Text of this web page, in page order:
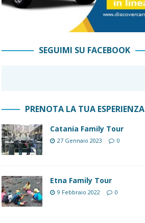
SEGUIMI SU FACEBOOK
PRENOTA LA TUA ESPERIENZA
Catania Family Tour
27 Gennaio 2023 0
Etna Family Tour
9 Febbraio 2022 0